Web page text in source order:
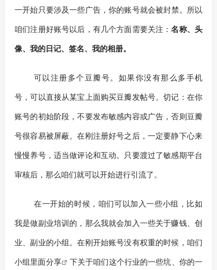
一开始只要涉及一些广告，你的账号就会被封禁。所以
咱们注册好账号以后，有几个方面需要关注：名称、头
像、我的日记、签名、我的相册。
可以注册多个豆瓣号。如果你没有那么多手机
号，可以直接从某宝上面购买豆瓣发帖号。切记：在你
账号的初始阶段，不要发布敏感内容或广告，否则豆瓣
号很容易被屏蔽。在刚注册好号之后，一定要静下心来
慢慢养号，适当做评论和互动。只要渡过了敏感期平台
审核后，那么咱们就可以开始进行引流了。
在一开始的时候，咱们可以加入一些小组，比如
我是做副业培训的，那么我就会加入一些关于赚钱、 创
业 、副业的小组。在刚开始账号没有权重的时候，咱们
小组里面分享
下关于咱们这个行业的一些坑、你的一